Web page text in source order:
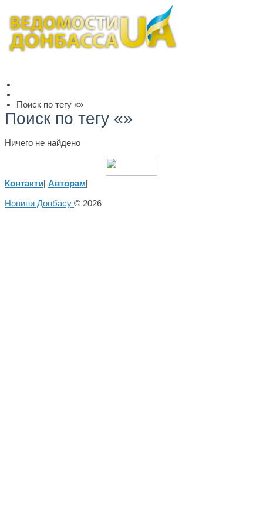
Поиск по тегу «»
Поиск по тегу «»
Ничего не найдено
Контакти| Авторам|
Новини Донбасу © 2026